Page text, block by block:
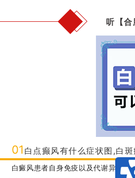
听【合
01 白点癫风有什么症状图,白
白癜风患者自身免疫以及代谢异常